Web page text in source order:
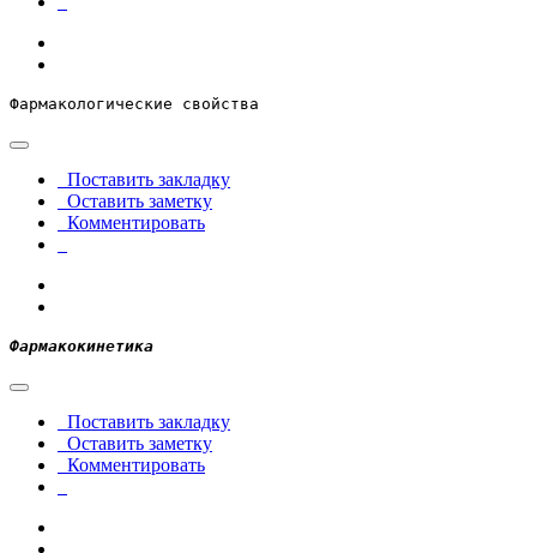
Фармакологические свойства
Поставить закладку
Оставить заметку
Комментировать
Фармакокинетика
Поставить закладку
Оставить заметку
Комментировать